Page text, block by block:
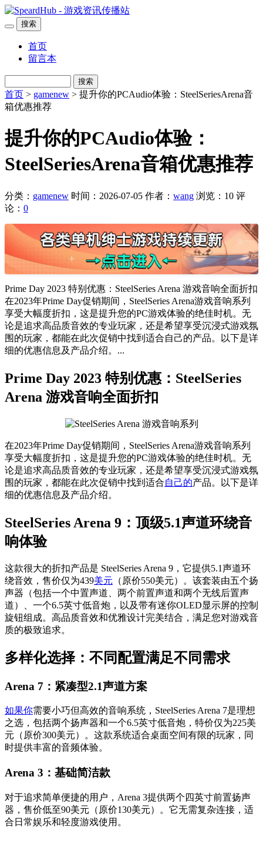
搜索
首页
留言本
搜索
首页 > gamenew > 提升你的PCAudio体验：SteelSeriesArena音
箱优惠推荐
提升你的PCAudio体验：
SteelSeriesArena音箱优惠推荐
分类： gamenew 时间：2026-07-05 作者： wang 浏览：10 评
论： 0
Prime Day 2023 特别优惠：SteelSeries Arena 游戏音响全面折扣
在2023年Prime Day促销期间，SteelSeries Arena游戏音响系列
享受大幅度折扣，这是提升您的PC游戏体验的绝佳时机。无
论是追求高品质音效的专业玩家，还是希望享受沉浸式游戏氛
围的玩家，都能在此次促销中找到适合自己的产品。以下是详
细的优惠信息及产品介绍。...
Prime Day 2023 特别优惠：SteelSeries
Arena 游戏音响全面折扣
在2023年Prime Day促销期间，SteelSeries Arena游戏音响系列
享受大幅度折扣，这是提升您的PC游戏体验的绝佳时机。无
论是追求高品质音效的专业玩家，还是希望享受沉浸式游戏氛
围的玩家，都能在此次促销中找到适合自己的产品。以下是详
细的优惠信息及产品介绍。
SteelSeries Arena 9：顶级5.1声道环绕音
响体验
这款很大的折扣产品是 SteelSeries Arena 9，它提供5.1声道环
绕音效，售价仅为439美元 （原价550美元）。该套装由五个扬
声器（包括一个中置声道、两个前置声道和两个无线后置声
道）、一个6.5英寸低音炮，以及带有迷你OLED显示屏的控制
旋钮组成。高品质音效和优雅设计完美结合，满足您对游戏音
质的极致追求。
多样化选择：不同配置满足不同需求
Arena 7：紧凑型2.1声道方案
如果你需要小巧但高效的音响系统，SteelSeries Arena 7是理想
之选，包括两个扬声器和一个6.5英寸低音炮，特价仅为225美
元（原价300美元）。这款系统适合桌面空间有限的玩家，同
时提供丰富的音频体验。
Arena 3：基础简洁款
对于追求简单便捷的用户，Arena 3提供两个四英寸前置扬声
器，售价低至90美元（原价130美元）。它无需复杂连接，适
合日常娱乐和轻度游戏使用。